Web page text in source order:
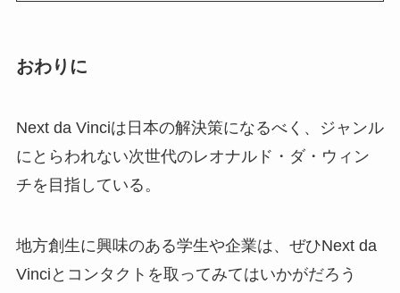
おわりに
Next da Vinciは日本の解決策になるべく、ジャンル
にとらわれない次世代のレオナルド・ダ・ウィン
チを目指している。
地方創生に興味のある学生や企業は、ぜひNext da
Vinciとコンタクトを取ってみてはいかがだろう